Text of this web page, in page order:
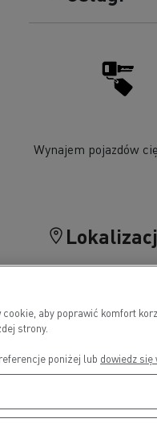
Wynajem pojazdów
cookie, aby poprawić komfort
strony.
poniżej lub dowiedz się